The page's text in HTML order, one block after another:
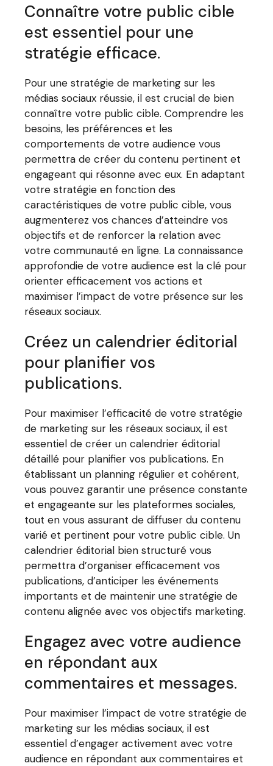
Connaître votre public cible
est essentiel pour une
stratégie efficace.
Pour une stratégie de marketing sur les
médias sociaux réussie, il est crucial de bien
connaître votre public cible. Comprendre les
besoins, les préférences et les
comportements de votre audience vous
permettra de créer du contenu pertinent et
engageant qui résonne avec eux. En adaptant
votre stratégie en fonction des
caractéristiques de votre public cible, vous
augmenterez vos chances d’atteindre vos
objectifs et de renforcer la relation avec
votre communauté en ligne. La connaissance
approfondie de votre audience est la clé pour
orienter efficacement vos actions et
maximiser l’impact de votre présence sur les
réseaux sociaux.
Créez un calendrier éditorial
pour planifier vos
publications.
Pour maximiser l’efficacité de votre stratégie
de marketing sur les réseaux sociaux, il est
essentiel de créer un calendrier éditorial
détaillé pour planifier vos publications. En
établissant un planning régulier et cohérent,
vous pouvez garantir une présence constante
et engageante sur les plateformes sociales,
tout en vous assurant de diffuser du contenu
varié et pertinent pour votre public cible. Un
calendrier éditorial bien structuré vous
permettra d’organiser efficacement vos
publications, d’anticiper les événements
importants et de maintenir une stratégie de
contenu alignée avec vos objectifs marketing.
Engagez avec votre audience
en répondant aux
commentaires et messages.
Pour maximiser l’impact de votre stratégie de
marketing sur les médias sociaux, il est
essentiel d’engager activement avec votre
audience en répondant aux commentaires et